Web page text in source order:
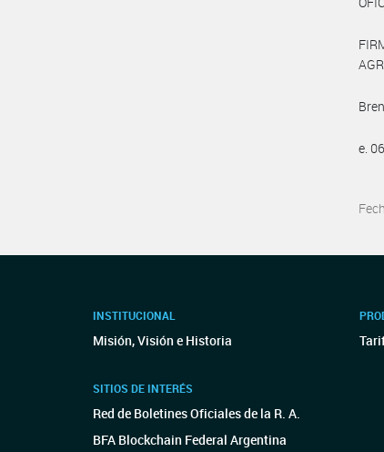
e.
INSTITUCIONAL
Misión, Visión e Historia
SITIOS DE INTERÉS
Red de Boletines Oficiales de la R. A.
BFA Blockchain Federal Argentina